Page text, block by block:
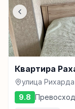
Квартира
улица
9.8